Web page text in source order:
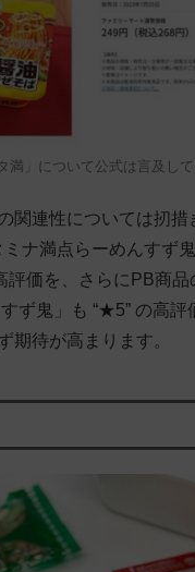
満」について公式は言及して
関連性については扨
ナ満点らーめんすず
評価を、さらにPB商品
ず鬼」も “★5” の高評
期待が高まります。